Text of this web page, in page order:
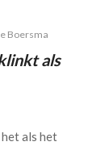
Boersma
als
als het